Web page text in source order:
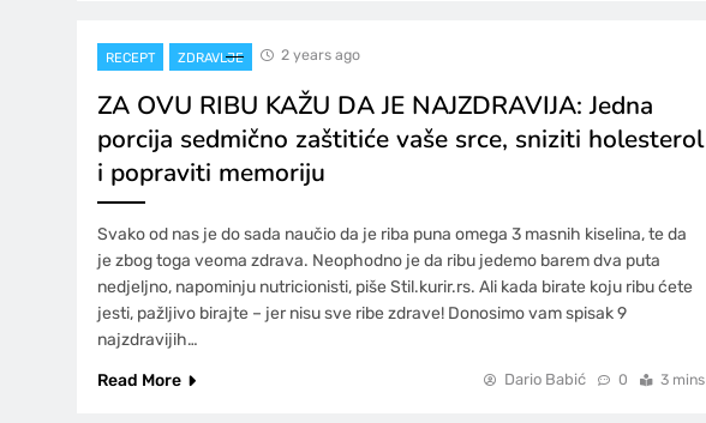
RECEPT ZDRAVLJE 2 years ago
ZA OVU RIBU KAŽU DA JE NAJZDRAVIJA: Jedna
porcija sedmično zaštitiće vaše srce, sniziti holesterol
i popraviti memoriju
Svako od nas je do sada naučio da je riba puna omega 3 masnih kiselina, te da
je zbog toga veoma zdrava. Neophodno je da ribu jedemo barem dva puta
nedjeljno, napominju nutricionisti, piše Stil.kurir.rs. Ali kada birate koju ribu ćete
jesti, pažljivo birajte – jer nisu sve ribe zdrave! Donosimo vam spisak 9
najzdravijih…
Read More
Dario Babić 0 3 mins